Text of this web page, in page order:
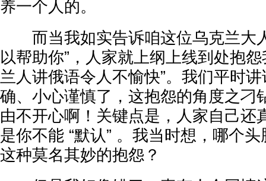
养一个人的。
而当我如实告诉咱这位乌克兰大
以帮助你”，人家就上纲上线到处抱
兰人讲俄语令人不愉快”。我们平时
确、小心谨慎了，这抱怨的角度之刁
由不开心啊！关键点是，人家自己还
是你不能 “默认” 。我当时想，哪个
这种莫名其妙的抱怨？